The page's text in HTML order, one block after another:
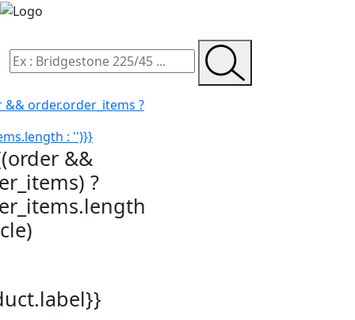
order.order_items ?
: '')}}
&&
?